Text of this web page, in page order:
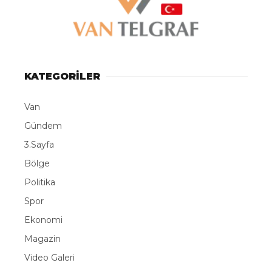
KATEGORİLER
Van
Gündem
3.Sayfa
Bölge
Politika
Spor
Ekonomi
Magazin
Video Galeri